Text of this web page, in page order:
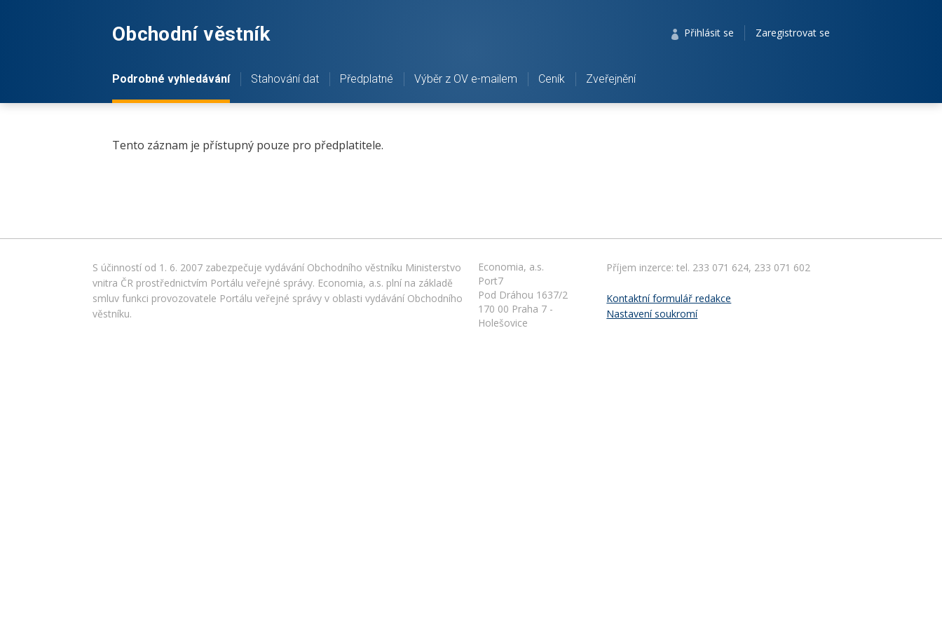
Přihlásit se Zaregistrovat se
Obchodní věstník
Podrobné vyhledávání Stahování dat Předplatné Výběr z OV e-mailem Ceník Zveřejnění
Tento záznam je přístupný pouze pro předplatitele.
S účinností od 1. 6. 2007 zabezpečuje vydávání Obchodního věstníku Ministerstvo
vnitra ČR prostřednictvím Portálu veřejné správy. Economia, a.s. plní na základě
smluv funkci provozovatele Portálu veřejné správy v oblasti vydávání Obchodního
věstníku.
Economia, a.s.
Port7
Pod Dráhou 1637/2
170 00 Praha 7 -
Holešovice
Příjem inzerce: tel. 233 071 624, 233 071 602
Kontaktní formulář redakce
Nastavení soukromí